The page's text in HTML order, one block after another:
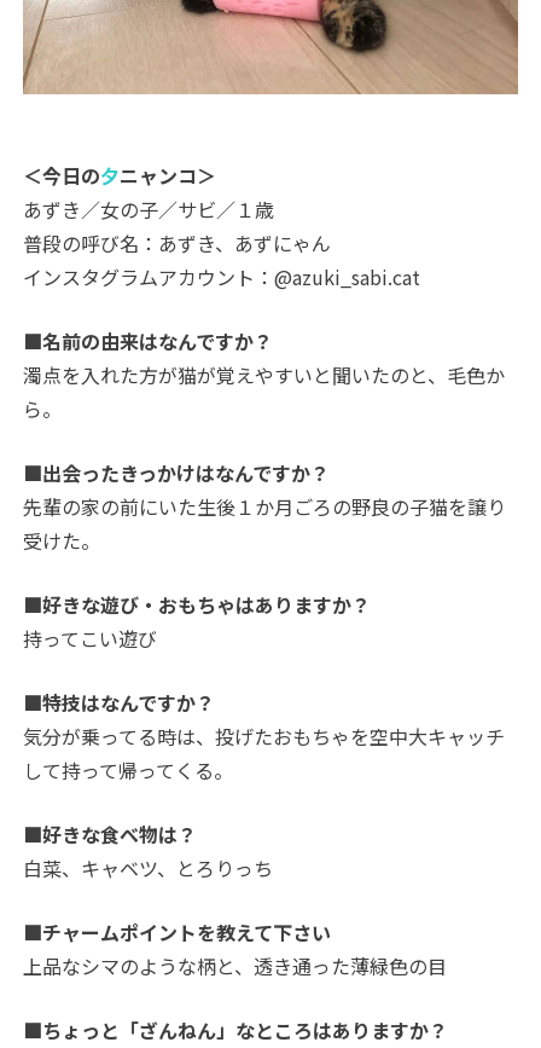
＜今日の夕ニャンコ＞
あずき／女の子／サビ／１歳
普段の呼び名：あずき、あずにゃん
インスタグラムアカウント：@azuki_sabi.cat
■名前の由来はなんですか？
濁点を入れた方が猫が覚えやすいと聞いたのと、毛色か
ら。
■出会ったきっかけはなんですか？
先輩の家の前にいた生後１か月ごろの野良の子猫を譲り
受けた。
■好きな遊び・おもちゃはありますか？
持ってこい遊び
■特技はなんですか？
気分が乗ってる時は、投げたおもちゃを空中大キャッチ
して持って帰ってくる。
■好きな食べ物は？
白菜、キャベツ、とろりっち
■チャームポイントを教えて下さい
上品なシマのような柄と、透き通った薄緑色の目
■ちょっと「ざんねん」なところはありますか？